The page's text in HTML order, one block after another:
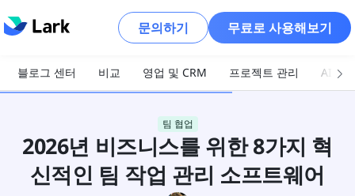
문의하기 무료로 사용해보기
블로그 센터 비교 영업 및 CRM 프로젝트 관리 AI 및
팀 협업
2026년 비즈니스를 위한 8가지 혁
신적인 팀 작업 관리 소프트웨어